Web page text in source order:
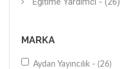
MARKA
Aydan Yayıncılık - (26)